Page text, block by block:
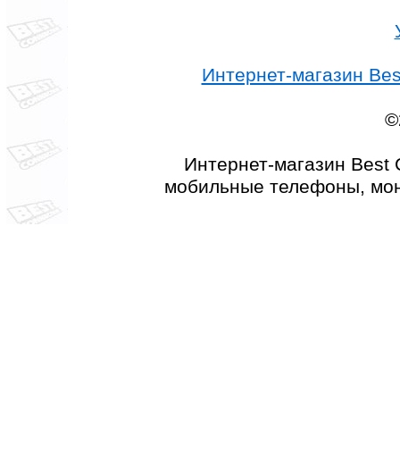
Интернет-магазин
Интернет-магазин Best
мобильные телефоны,